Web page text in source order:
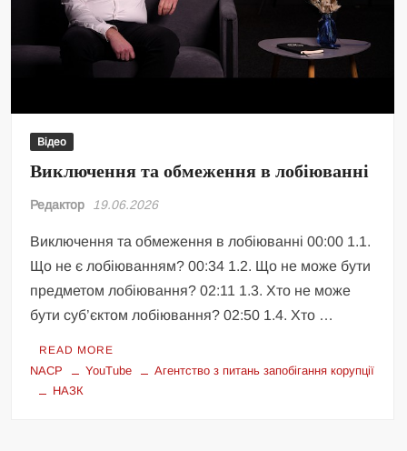
Відео
Виключення та обмеження в лобіюванні
Редактор 19.06.2026
Виключення та обмеження в лобіюванні 00:00 1.1.
Що не є лобіюванням? 00:34 1.2. Що не може бути
предметом лобіювання? 02:11 1.3. Хто не може
бути суб’єктом лобіювання? 02:50 1.4. Хто …
READ MORE
NACP YouTube
Агентство з питань запобігання корупції
НАЗК